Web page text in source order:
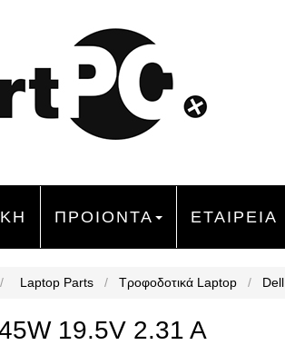
ΠΡΟΙΟΝΤΑ ΕΤΑΙΡΕΙΑ
/ Laptop Parts / Τροφοδοτικά Laptop / Dell
19.5V 2.31 A